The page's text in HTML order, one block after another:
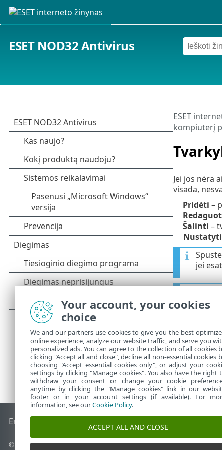
ESET NOD32 Antivirus
ESET
kompiuterį
Jei jos nėra
visada,
Pridėti –
Šalinti –
jei
Po
End of Life
© 1992 - 2025 ESET, spol. s r.o. - Visos teisės saugomos.
Your account, your cookies
choice
We and our partners use cookies to give you the best
online experience, analyze our website traffic, and serve you
personalized ads. You can agree to the collection of all cookies
clicking "Accept all and close", decline all non-essential cookies
choosing "Accept essential cookies only", or adjust your
settings by clicking "Manage cookies". You also have the right
withdraw your consent or change your cookie
anytime by clicking the "Manage cookies" link in our
footer or in your account settings (if available). For
information, see ourCookie Policy.
ACCEPT ALL AND CLOSE